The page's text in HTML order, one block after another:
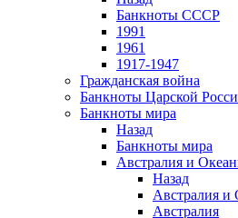
Банкноты СССР
1991
1961
1917-1947
Гражданская война
Банкноты Царской
Банкноты мира
Назад
Банкноты мира
Австралия и
Назад
Австралия и
Австралия